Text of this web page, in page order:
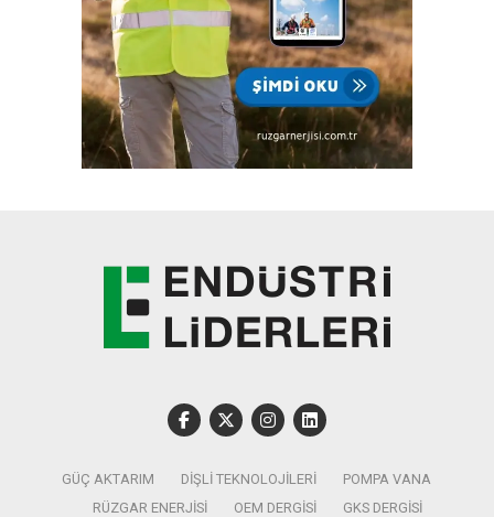
GÜÇ AKTARIM DIŞLI TEKNOLOJILERI
POMPA VANA
RÜZGAR ENERJISI
OEM DERGISI GKS DERGISI